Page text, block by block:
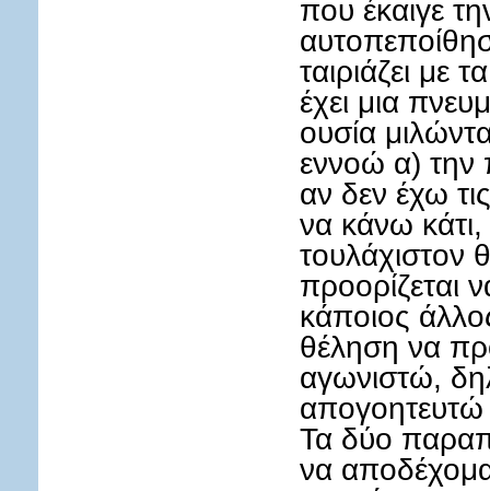
που έκαιγε
ταιριάζει με
έχει μια
ουσία
εννοώ α) την
αν δεν έχω
να κάνω
τουλάχιστον
προορίζεται
κάποιος
θέληση να
αγωνιστώ,
Τα δύο
να